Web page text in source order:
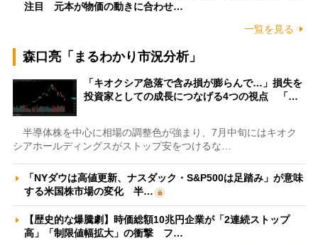
注目 元本が物価の動きに合わせ…
一覧を見る
森口亮「まるわかり市況分析」
「キオクシア急落で含み損が膨らんで…」損失を
投資家としての成長につなげる4つの視点 「…
半導体株を中心に相場の調整色が強まり、7月中旬にはキオク
シアホールディングスがストップ安をつけるな…
「NYダウは高値更新、ナスダック・S&P500は足踏み」が意味
する米国株市場の変化 半…
【歴史的な爆騰劇】時価総額10兆円企業が「2連続ストップ
高」「制限値幅拡大」の衝撃 フ…